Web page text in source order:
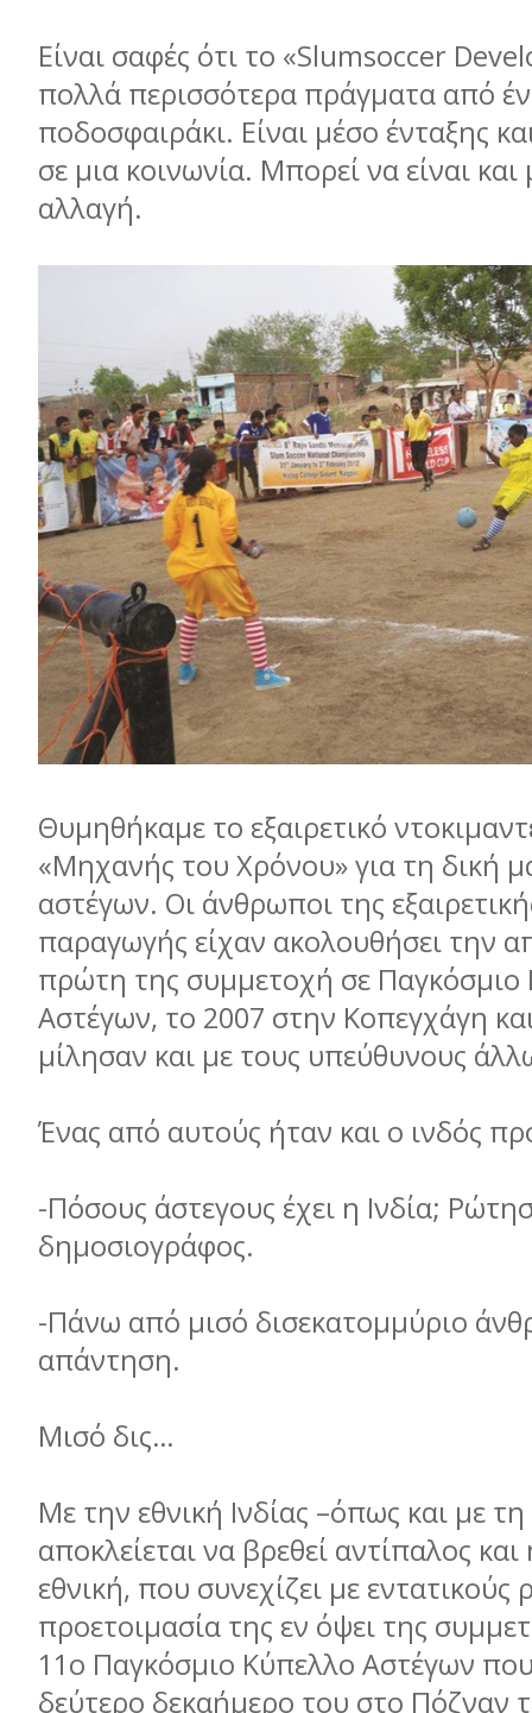
Είναι σαφές ότι το «Slumsoccer
πολλά περισσότερα πράγματα από
ποδοσφαιράκι. Είναι μέσο ένταξης
σε μια κοινωνία. Μπορεί να είναι και
αλλαγή.
Θυμηθήκαμε το εξαιρετικό
«Μηχανής του Χρόνου» για τη δική
αστέγων. Οι άνθρωποι της
παραγωγής είχαν ακολουθήσει την
πρώτη της συμμετοχή σε Παγκόσμιο
Αστέγων, το 2007 στην Κοπεγχάγη
μίλησαν και με τους υπεύθυνους
Ένας από αυτούς ήταν και ο ινδός
-Πόσους άστεγους έχει η Ινδία;
δημοσιογράφος.
-Πάνω από μισό δισεκατομμύριο
απάντηση.
Μισό δις…
Με την εθνική Ινδίας –όπως και με
αποκλείεται να βρεθεί αντίπαλος
εθνική, που συνεχίζει με
προετοιμασία της εν όψει της
11ο Παγκόσμιο Κύπελλο Αστέγων που
δεύτερο δεκαήμερο του στο Πόζναν